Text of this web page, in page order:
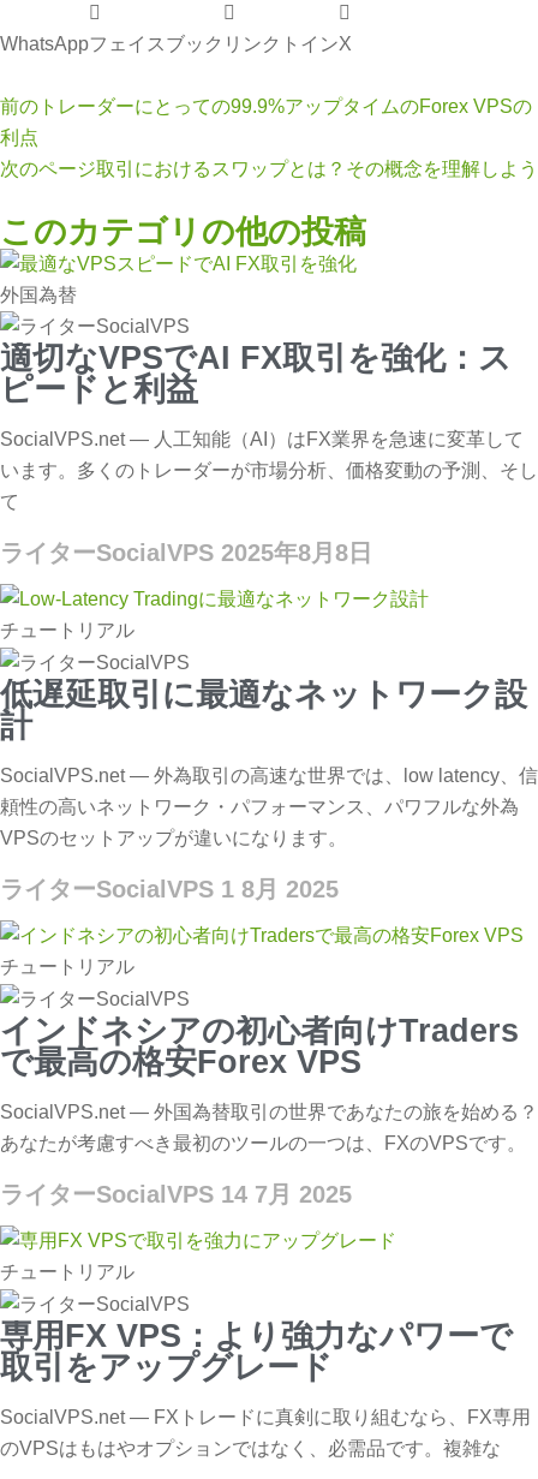
WhatsAppフェイスブック リンクトインX
前の トレーダーにとっての99.9%アップタイムのForex VPSの
利点
次のページ取引におけるスワップとは？その概念を理解しよう
このカテゴリの他の投稿
外国為替
適切なVPSでAI FX取引を強化：ス
ピードと利益
SocialVPS.net — 人工知能（AI）はFX業界を急速に変革して
います。多くのトレーダーが市場分析、価格変動の予測、そし
て
ライターSocialVPS 2025年8月8日
チュートリアル
低遅延取引に最適なネットワーク設
計
SocialVPS.net — 外為取引の高速な世界では、low latency、信
頼性の高いネットワーク・パフォーマンス、パワフルな外為
VPSのセットアップが違いになります。
ライターSocialVPS 1 8月 2025
チュートリアル
インドネシアの初心者向けTraders
で最高の格安Forex VPS
SocialVPS.net — 外国為替取引の世界であなたの旅を始める？
あなたが考慮すべき最初のツールの一つは、FXのVPSです。
ライターSocialVPS 14 7月 2025
チュートリアル
専用FX VPS：より強力なパワーで
取引をアップグレード
SocialVPS.net — FXトレードに真剣に取り組むなら、FX専用
のVPSはもはやオプションではなく、必需品です。複雑な